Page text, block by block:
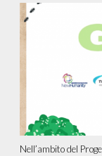
Nell’ambito del